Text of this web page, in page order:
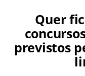
Quer
previstos